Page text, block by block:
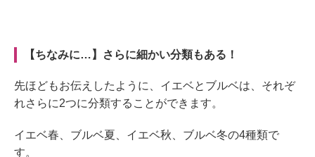
【ちなみに…】さらに細かい分類もある！
先ほどもお伝えしたように、イエベとブルベは、それぞ
れさらに2つに分類することができます。
イエベ春、ブルベ夏、イエベ秋、ブルベ冬の4種類で
す。